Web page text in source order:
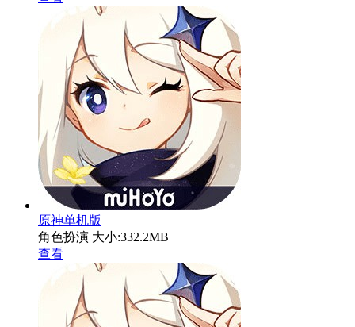
原神单机版
角色扮演 大小:332.2MB
查看